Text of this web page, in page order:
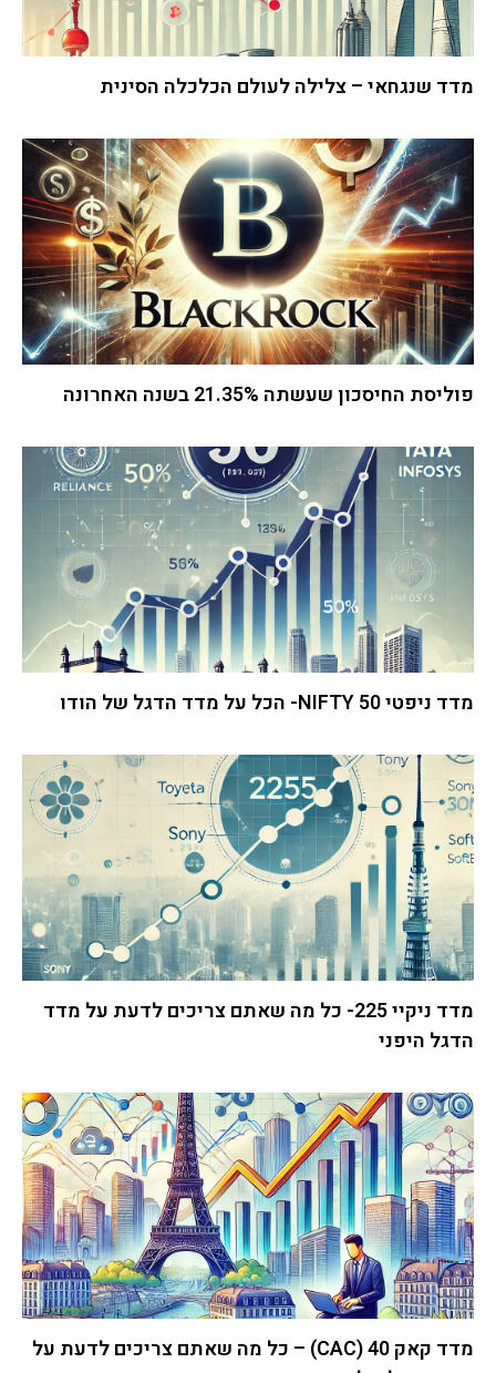
מדד שנגחאי – צלילה לעולם הכלכלה הסינית
פוליסת החיסכון שעשתה 21.35% בשנה האחרונה
מדד ניפטי 50 NIFTY- הכל על מדד הדגל של הודו
מדד ניקיי 225- כל מה שאתם צריכים לדעת על מדד
הדגל היפני
מדד קאק 40 (CAC) – כל מה שאתם צריכים לדעת על